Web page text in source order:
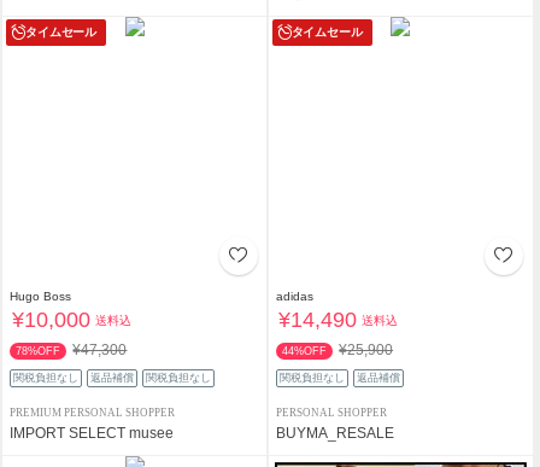
タイムセール
Hugo Boss
¥10,000 送料込
78%OFF ¥47,300
関税負担なし 返品補償 関税負担なし
PREMIUM PERSONAL SHOPPER
IMPORT SELECT musee
タイムセール
adidas
¥14,490 送料込
44%OFF ¥25,900
関税負担なし 返品補償
PERSONAL SHOPPER
BUYMA_RESALE